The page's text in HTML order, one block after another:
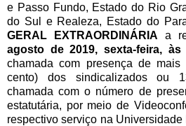
e Passo Fundo, Estado do Rio
do Sul e Realeza, Estado do
GERAL EXTRAORDINÁRIA a
agosto de 2019, sexta-feira, às
chamada com presença de
cento) dos sindicalizados ou
chamada com o número de
estatutária, por meio de
respectivo serviço na Universidade